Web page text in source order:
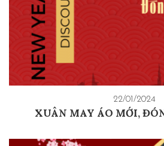
22/01/2024
XUÂN MAY ÁO MỚI,